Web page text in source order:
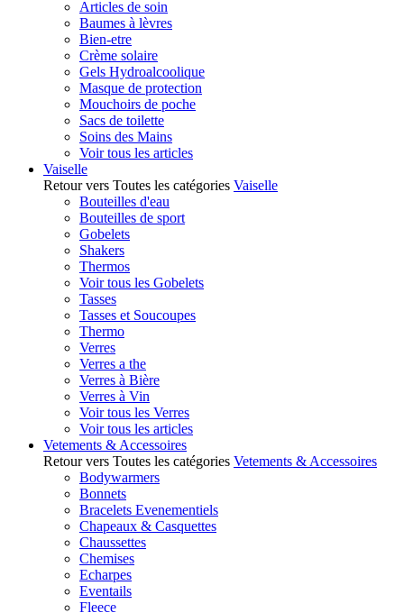
Articles de soin
Baumes à lèvres
Bien-etre
Crème solaire
Gels Hydroalcoolique
Masque de protection
Mouchoirs de poche
Sacs de toilette
Soins des Mains
Voir tous les articles
Vaiselle
Retour vers Toutes les catégories Vaiselle
Bouteilles d'eau
Bouteilles de sport
Gobelets
Shakers
Thermos
Voir tous les Gobelets
Tasses
Tasses et Soucoupes
Thermo
Verres
Verres a the
Verres à Bière
Verres à Vin
Voir tous les Verres
Voir tous les articles
Vetements & Accessoires
Retour vers Toutes les catégories Vetements & Accessoires
Bodywarmers
Bonnets
Bracelets Evenementiels
Chapeaux & Casquettes
Chaussettes
Chemises
Echarpes
Eventails
Fleece